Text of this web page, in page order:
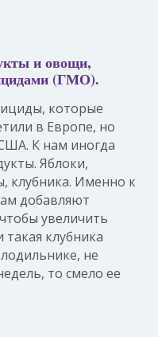
и овощи,
(ГМО).
которые
в Европе, но
К нам иногда
Яблоки,
клубника. Именно к
добавляют
увеличить
клубника
не
то смело ее